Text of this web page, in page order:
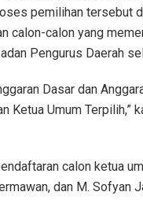
pemilihan tersebut
calon-calon yang
Pengurus Daerah
Dasar dan
Umum Terpilih,”
calon ketua
dan M. Sofyan